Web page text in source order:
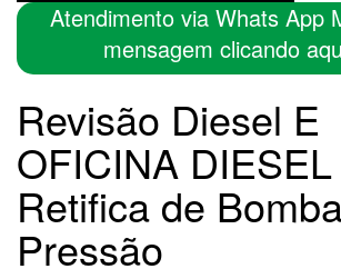
Atendimento via Whats App
mensagem clicando
Revisão Diesel E
OFICINA
Retifica de
Pressão